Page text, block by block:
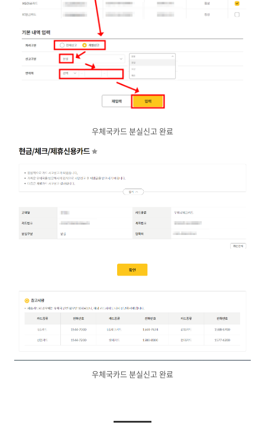
우체국카드 분실신고 완료
우체국카드 분실신고 완료